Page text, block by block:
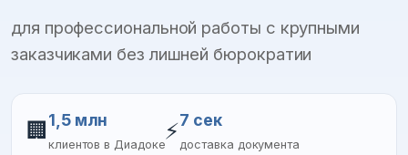
для профессиональной работы с крупными
заказчиками без лишней бюрократии
🏢 1,5 млн
клиентов в Диадоке
⚡7 сек
доставка документа